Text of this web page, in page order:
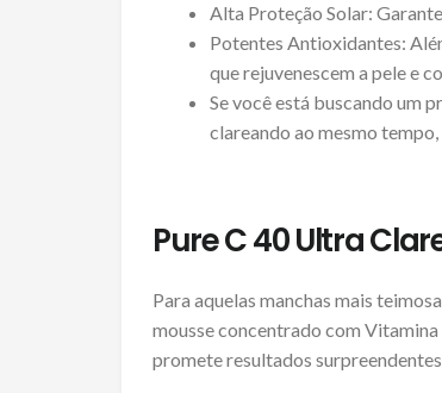
Alta Proteção Solar:
Potentes Antioxidantes:
que rejuvenescem a pele e
Se você está buscando um
clareando ao mesmo tempo,
Pure C 40 Ultra
Para aquelas manchas mais
mousse concentrado com
promete resultados